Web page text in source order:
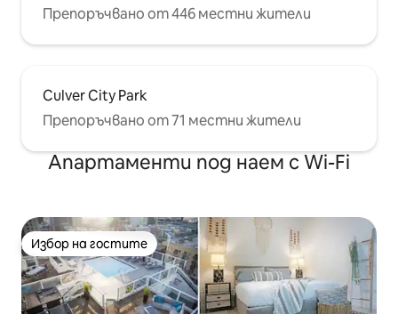
Препоръчвано от 446 местни жители
Culver City Park
Препоръчвано от 71 местни жители
Апартаменти под наем с Wi-Fi
Избор на гостите
Избор на гостите